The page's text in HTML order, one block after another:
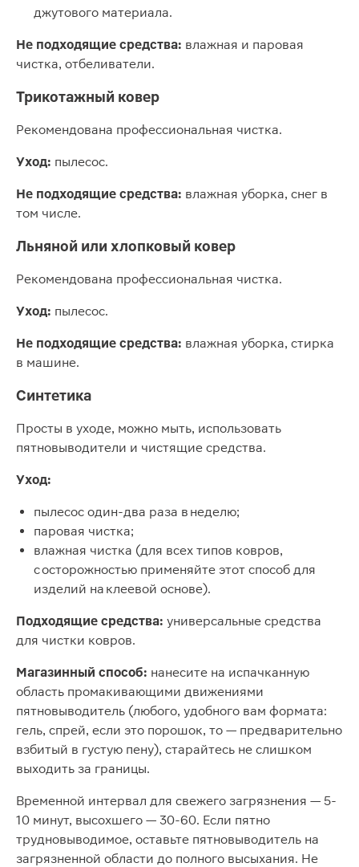
джутового материала.
Не подходящие средства: влажная и паровая
чистка, отбеливатели.
Трикотажный ковер
Рекомендована профессиональная чистка.
Уход: пылесос.
Не подходящие средства: влажная уборка, снег в
том числе.
Льняной или хлопковый ковер
Рекомендована профессиональная чистка.
Уход: пылесос.
Не подходящие средства: влажная уборка, стирка
в машине.
Синтетика
Просты в уходе, можно мыть, использовать
пятновыводители и чистящие средства.
Уход:
пылесос один-два раза в неделю;
паровая чистка;
влажная чистка (для всех типов ковров,
с осторожностью применяйте этот способ для
изделий на клеевой основе).
Подходящие средства: универсальные средства
для чистки ковров.
Магазинный способ: нанесите на испачканную
область промакивающими движениями
пятновыводитель (любого, удобного вам формата:
гель, спрей, если это порошок, то — предварительно
взбитый в густую пену), старайтесь не слишком
выходить за границы.
Временной интервал для свежего загрязнения — 5-
10 минут, высохшего — 30-60. Если пятно
трудновыводимое, оставьте пятновыводитель на
загрязненной области до полного высыхания. Не